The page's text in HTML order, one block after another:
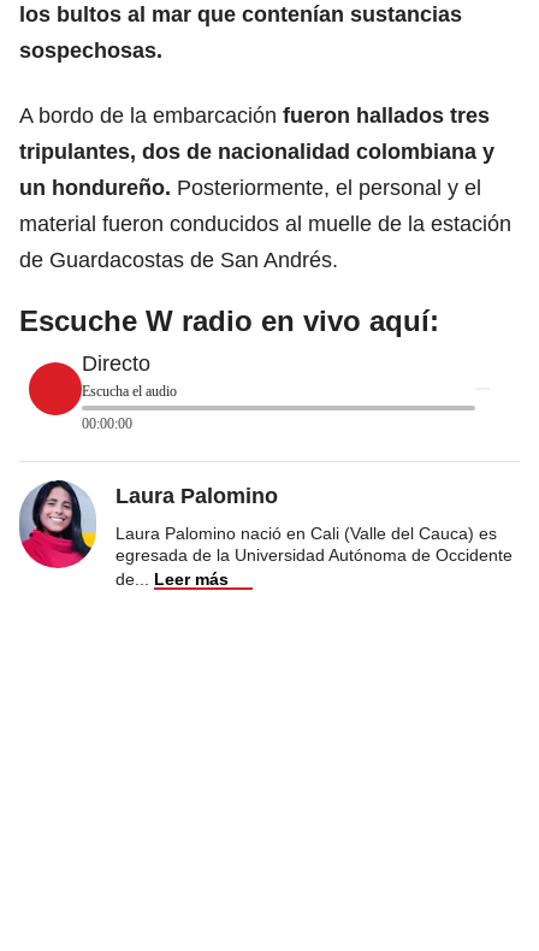
los bultos al mar que contenían sustancias
sospechosas.
A bordo de la embarcación fueron hallados tres
tripulantes, dos de nacionalidad colombiana y
un hondureño. Posteriormente, el personal y el
material fueron conducidos al muelle de la estación
de Guardacostas de San Andrés.
Escuche W radio en vivo aquí:
Directo
Escucha el audio
00:00:00
Laura Palomino
Laura Palomino nació en Cali (Valle del Cauca) es
egresada de la Universidad Autónoma de Occidente
de
Leer más